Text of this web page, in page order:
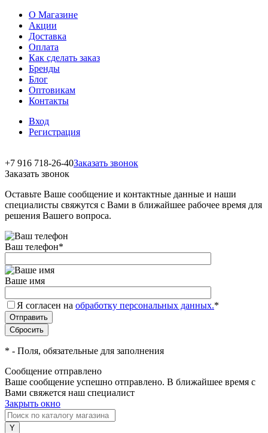
О Магазине
Акции
Доставка
Оплата
Как сделать заказ
Бренды
Блог
Оптовикам
Контакты
Вход
Регистрация
+7 916 718-26-40Заказать звонок
Заказать звонок
Оставьте Ваше сообщение и контактные данные и наши
специалисты свяжутся с Вами в ближайшее рабочее время для
решения Вашего вопроса.
Ваш телефон*
Ваше имя
Я согласен на обработку персональных данных.*
* - Поля, обязательные для заполнения
Сообщение отправлено
Ваше сообщение успешно отправлено. В ближайшее время с
Вами свяжется наш специалист
Закрыть окно